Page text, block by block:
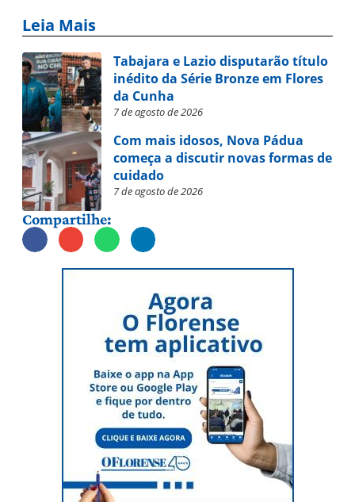
Leia Mais
Tabajara e Lazio disputarão título
inédito da Série Bronze em Flores
da Cunha
7 de agosto de 2026
Com mais idosos, Nova Pádua
começa a discutir novas formas de
cuidado
7 de agosto de 2026
Compartilhe: